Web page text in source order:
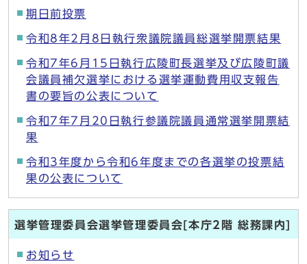
期日前投票
令和8年2月8日執行衆議院議員総選挙開票結果
令和7年6月15日執行広陵町長選挙及び広陵町議
会議員補欠選挙における選挙運動費用収支報告
書の要旨の公表について
令和7年7月20日執行参議院議員通常選挙開票結
果
令和3年度から令和6年度までの各選挙の投票結
果の公表について
選挙管理委員会選挙管理委員会[本庁2階 総務課内]
お知らせ